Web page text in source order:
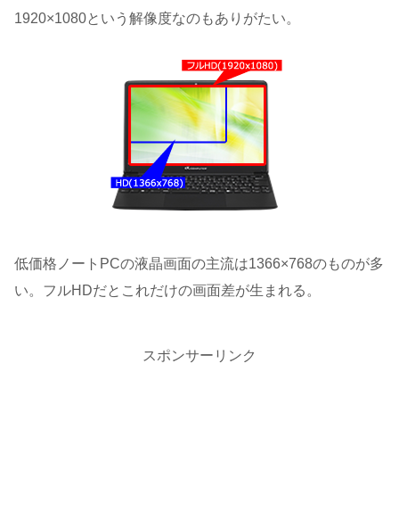
1920×1080という解像度なのもありがたい。
低価格ノートPCの液晶画面の主流は1366×768のものが多
い。フルHDだとこれだけの画面差が生まれる。
スポンサーリンク